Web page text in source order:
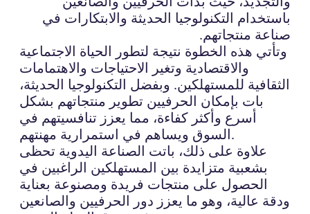
باستخدام التكنولوجيا الحديثة والابتكارات في
صناعة منتجاتهم.
وتأتي هذه الخطوة نتيجة لتطور الحياة الاجتماعية
والاقتصادية وتغير الاحتياجات والاهتمامات
الثقافية للمستهلكين. وبفضل التكنولوجيا الحديثة،
بات بإمكان الحرفيين تطوير منتجاتهم بشكل
أسرع وأكثر كفاءة، مما يعزز تنافسيتهم في
السوق ويساهم في استمرارية مهنتهم.
علاوة على ذلك، باتت الصناعة اليدوية تحظى
بشعبية متزايدة بين المستهلكين الراغبين في
الحصول على منتجات فريدة ومصنوعة بعناية
ودقة عالية، وهو ما يعزز دور الحرفيين والصانعين